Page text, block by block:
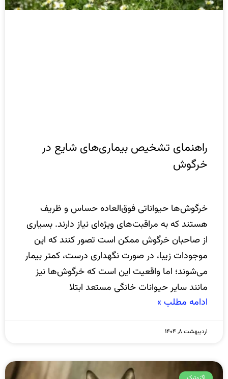
راهنمای تشخیص بیماری‌های شایع در
خرگوش
خرگوش‌ها حیواناتی فوق‌العاده حساس و ظریف
هستند که به مراقبت‌های ویژه‌ای نیاز دارند. بسیاری
از صاحبان خرگوش ممکن است تصور کنند که این
موجودات زیبا، در صورت نگهداری درست، کمتر بیمار
می‌شوند؛ اما واقعیت این است که خرگوش‌ها نیز
مانند سایر حیوانات خانگی مستعد ابتلا
ادامه مطلب »
اردیبهشت ۸, ۱۴۰۴